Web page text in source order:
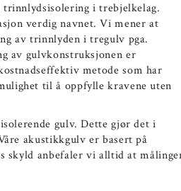
i trebjelkelag.
verdig navnet. Vi mener at
av trinnlyden i tregulv pga.
av gulvkonstruksjonen er
metode som har
til å oppfylle kravene uten
gulv. Dette gjør det i
akustikkgulv er basert på
skyld anbefaler vi alltid at